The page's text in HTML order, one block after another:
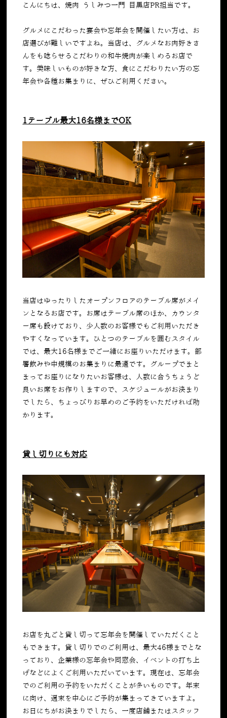
こんにちは、焼肉 うしみつ一門 目黒店PR担当です。
グルメにこだわった宴会や忘年会を開催したい方は、お
店選びが難しいですよね。当店は、グルメなお肉好きさ
んをも唸らせるこだわりの和牛焼肉が楽しめるお店で
す。美味しいものが好きな方、食にこだわりたい方の忘
年会や各種お集まりに、ぜひご利用ください。
1テーブル最大16名様までOK
当店はゆったりしたオープンフロアのテーブル席がメイ
ンとなるお店です。お席はテーブル席のほか、カウンタ
ー席も設けており、少人数のお客様でもご利用いただき
やすくなっています。ひとつのテーブルを囲むスタイル
では、最大16名様までご一緒にお座りいただけます。部
署飲みや中規模のお集まりに最適です。グループでまと
まってお座りになりたいお客様は、人数に合うちょうど
良いお席をお作りしますので、スケジュールがお決まり
でしたら、ちょっぴりお早めのご予約をいただければ助
かります。
貸し切りにも対応
お店を丸ごと貸し切って忘年会を開催していただくこと
もできます。貸し切りでのご利用は、最大46様までとな
っており、企業様の忘年会や同窓会、イベントの打ち上
げなどによくご利用いただいています。現在は、忘年会
でのご利用の予約をいただくことが多いものです。年末
に向け、週末を中心にご予約が集まってきていますよ。
お日にちがお決まりでしたら、一度店舗またはスタッフ